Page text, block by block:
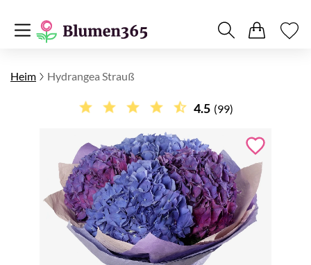
Heim Hydrangea Strauß
4.5 (99)